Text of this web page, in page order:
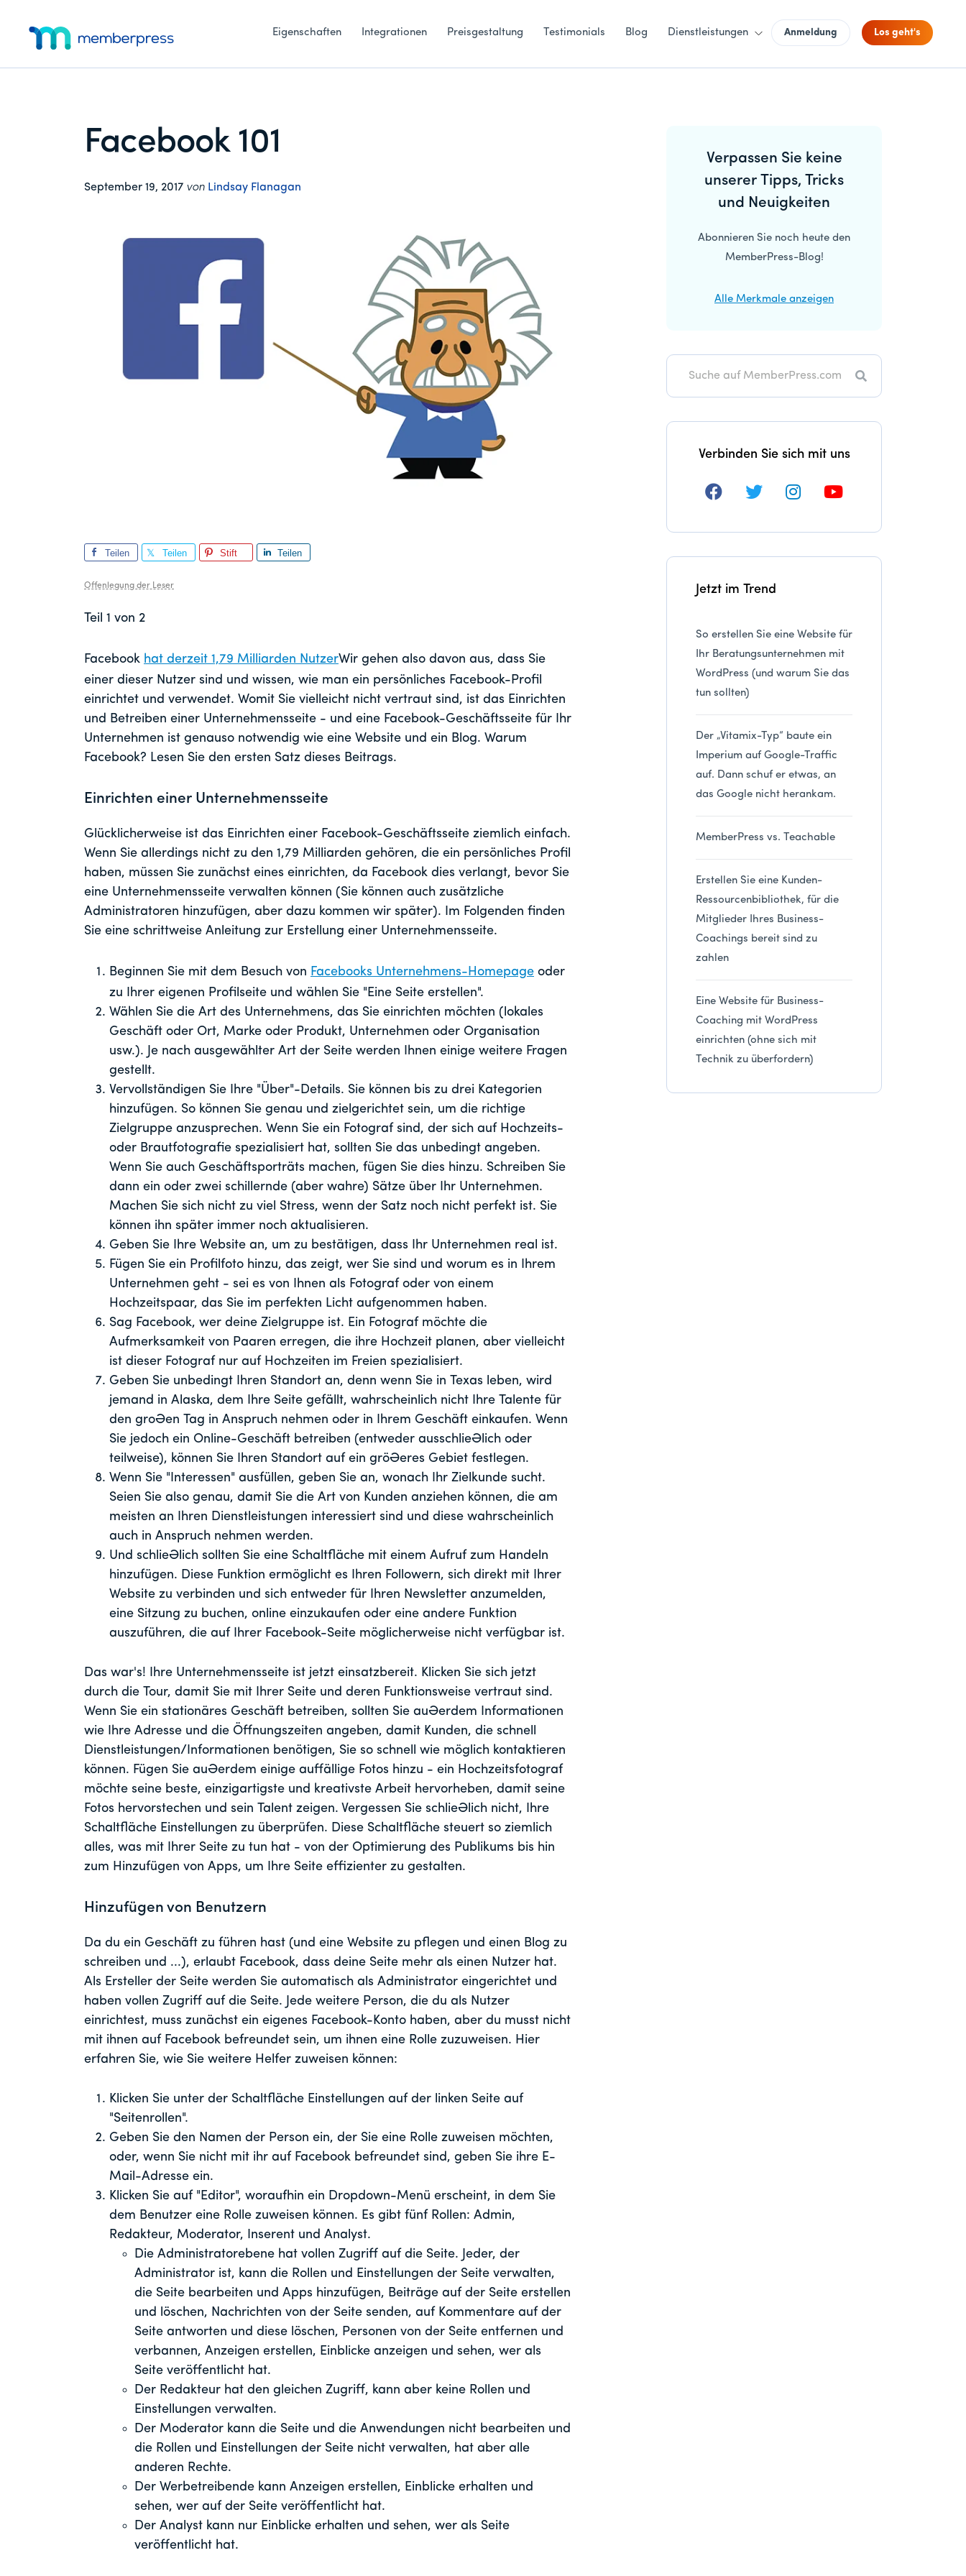
Hauptinhalt
springen
primären
Seitenleiste
Fußzeile
springen
Menü
WordPress-
Mitgliedschafts-
Eigenschaften Integrationen Preisgestaltung Testimonials Blog Dienstleistungen Anmeldung Los geht's
Facebook 101
September 19, 2017 von Lindsay Flanagan
Teilen
Teilen
Stift
Teilen
Offenlegung der Leser
Teil 1 von 2
Facebook hat derzeit 1,79 Milliarden NutzerWir gehen also davon aus, dass Sie
einer dieser Nutzer sind und wissen, wie man ein persönliches Facebook-Profil
einrichtet und verwendet. Womit Sie vielleicht nicht vertraut sind, ist das Einrichten
und Betreiben einer Unternehmensseite - und eine Facebook-Geschäftsseite für Ihr
Unternehmen ist genauso notwendig wie eine Website und ein Blog. Warum
Facebook? Lesen Sie den ersten Satz dieses Beitrags.
Einrichten einer Unternehmensseite
Glücklicherweise ist das Einrichten einer Facebook-Geschäftsseite ziemlich einfach.
Wenn Sie allerdings nicht zu den 1,79 Milliarden gehören, die ein persönliches Profil
haben, müssen Sie zunächst eines einrichten, da Facebook dies verlangt, bevor Sie
eine Unternehmensseite verwalten können (Sie können auch zusätzliche
Administratoren hinzufügen, aber dazu kommen wir später). Im Folgenden finden
Sie eine schrittweise Anleitung zur Erstellung einer Unternehmensseite.
Beginnen Sie mit dem Besuch von Facebooks Unternehmens-Homepage oder
zu Ihrer eigenen Profilseite und wählen Sie "Eine Seite erstellen".
Wählen Sie die Art des Unternehmens, das Sie einrichten möchten (lokales
Geschäft oder Ort, Marke oder Produkt, Unternehmen oder Organisation
usw.). Je nach ausgewählter Art der Seite werden Ihnen einige weitere Fragen
gestellt.
Vervollständigen Sie Ihre "Über"-Details. Sie können bis zu drei Kategorien
hinzufügen. So können Sie genau und zielgerichtet sein, um die richtige
Zielgruppe anzusprechen. Wenn Sie ein Fotograf sind, der sich auf Hochzeits-
oder Brautfotografie spezialisiert hat, sollten Sie das unbedingt angeben.
Wenn Sie auch Geschäftsporträts machen, fügen Sie dies hinzu. Schreiben Sie
dann ein oder zwei schillernde (aber wahre) Sätze über Ihr Unternehmen.
Machen Sie sich nicht zu viel Stress, wenn der Satz noch nicht perfekt ist. Sie
können ihn später immer noch aktualisieren.
Geben Sie Ihre Website an, um zu bestätigen, dass Ihr Unternehmen real ist.
Fügen Sie ein Profilfoto hinzu, das zeigt, wer Sie sind und worum es in Ihrem
Unternehmen geht - sei es von Ihnen als Fotograf oder von einem
Hochzeitspaar, das Sie im perfekten Licht aufgenommen haben.
Sag Facebook, wer deine Zielgruppe ist. Ein Fotograf möchte die
Aufmerksamkeit von Paaren erregen, die ihre Hochzeit planen, aber vielleicht
ist dieser Fotograf nur auf Hochzeiten im Freien spezialisiert.
Geben Sie unbedingt Ihren Standort an, denn wenn Sie in Texas leben, wird
jemand in Alaska, dem Ihre Seite gefällt, wahrscheinlich nicht Ihre Talente für
den großen Tag in Anspruch nehmen oder in Ihrem Geschäft einkaufen. Wenn
Sie jedoch ein Online-Geschäft betreiben (entweder ausschließlich oder
teilweise), können Sie Ihren Standort auf ein größeres Gebiet festlegen.
Wenn Sie "Interessen" ausfüllen, geben Sie an, wonach Ihr Zielkunde sucht.
Seien Sie also genau, damit Sie die Art von Kunden anziehen können, die am
meisten an Ihren Dienstleistungen interessiert sind und diese wahrscheinlich
auch in Anspruch nehmen werden.
Und schließlich sollten Sie eine Schaltfläche mit einem Aufruf zum Handeln
hinzufügen. Diese Funktion ermöglicht es Ihren Followern, sich direkt mit Ihrer
Website zu verbinden und sich entweder für Ihren Newsletter anzumelden,
eine Sitzung zu buchen, online einzukaufen oder eine andere Funktion
auszuführen, die auf Ihrer Facebook-Seite möglicherweise nicht verfügbar ist.
Das war's! Ihre Unternehmensseite ist jetzt einsatzbereit. Klicken Sie sich jetzt
durch die Tour, damit Sie mit Ihrer Seite und deren Funktionsweise vertraut sind.
Wenn Sie ein stationäres Geschäft betreiben, sollten Sie außerdem Informationen
wie Ihre Adresse und die Öffnungszeiten angeben, damit Kunden, die schnell
Dienstleistungen/Informationen benötigen, Sie so schnell wie möglich kontaktieren
können. Fügen Sie außerdem einige auffällige Fotos hinzu - ein Hochzeitsfotograf
möchte seine beste, einzigartigste und kreativste Arbeit hervorheben, damit seine
Fotos hervorstechen und sein Talent zeigen. Vergessen Sie schließlich nicht, Ihre
Schaltfläche Einstellungen zu überprüfen. Diese Schaltfläche steuert so ziemlich
alles, was mit Ihrer Seite zu tun hat - von der Optimierung des Publikums bis hin
zum Hinzufügen von Apps, um Ihre Seite effizienter zu gestalten.
Hinzufügen von Benutzern
Da du ein Geschäft zu führen hast (und eine Website zu pflegen und einen Blog zu
schreiben und ...), erlaubt Facebook, dass deine Seite mehr als einen Nutzer hat.
Als Ersteller der Seite werden Sie automatisch als Administrator eingerichtet und
haben vollen Zugriff auf die Seite. Jede weitere Person, die du als Nutzer
einrichtest, muss zunächst ein eigenes Facebook-Konto haben, aber du musst nicht
mit ihnen auf Facebook befreundet sein, um ihnen eine Rolle zuzuweisen. Hier
erfahren Sie, wie Sie weitere Helfer zuweisen können:
Klicken Sie unter der Schaltfläche Einstellungen auf der linken Seite auf
"Seitenrollen".
Geben Sie den Namen der Person ein, der Sie eine Rolle zuweisen möchten,
oder, wenn Sie nicht mit ihr auf Facebook befreundet sind, geben Sie ihre E-
Mail-Adresse ein.
Klicken Sie auf "Editor", woraufhin ein Dropdown-Menü erscheint, in dem Sie
dem Benutzer eine Rolle zuweisen können. Es gibt fünf Rollen: Admin,
Redakteur, Moderator, Inserent und Analyst.
Die Administratorebene hat vollen Zugriff auf die Seite. Jeder, der
Administrator ist, kann die Rollen und Einstellungen der Seite verwalten,
die Seite bearbeiten und Apps hinzufügen, Beiträge auf der Seite erstellen
und löschen, Nachrichten von der Seite senden, auf Kommentare auf der
Seite antworten und diese löschen, Personen von der Seite entfernen und
verbannen, Anzeigen erstellen, Einblicke anzeigen und sehen, wer als
Seite veröffentlicht hat.
Der Redakteur hat den gleichen Zugriff, kann aber keine Rollen und
Einstellungen verwalten.
Der Moderator kann die Seite und die Anwendungen nicht bearbeiten und
die Rollen und Einstellungen der Seite nicht verwalten, hat aber alle
anderen Rechte.
Der Werbetreibende kann Anzeigen erstellen, Einblicke erhalten und
sehen, wer auf der Seite veröffentlicht hat.
Der Analyst kann nur Einblicke erhalten und sehen, wer als Seite
veröffentlicht hat.
Seitenleiste
Verpassen Sie keine
unserer Tipps, Tricks
und Neuigkeiten
Abonnieren Sie noch heute den
MemberPress-Blog!
Alle Merkmale anzeigen
Suche
Verbinden Sie sich mit uns
Jetzt im Trend
So erstellen Sie eine Website für
Ihr Beratungsunternehmen mit
WordPress (und warum Sie das
tun sollten)
Der „Vitamix-Typ“ baute ein
Imperium auf Google-Traffic
auf. Dann schuf er etwas, an
das Google nicht herankam.
MemberPress vs. Teachable
Erstellen Sie eine Kunden-
Ressourcenbibliothek, für die
Mitglieder Ihres Business-
Coachings bereit sind zu
zahlen
Eine Website für Business-
Coaching mit WordPress
einrichten (ohne sich mit
Technik zu überfordern)